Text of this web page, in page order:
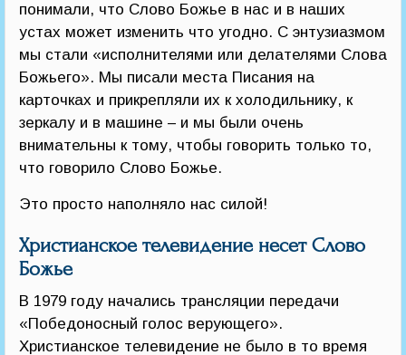
понимали, что Слово Божье в нас и в наших
устах может изменить что угодно. С энтузиазмом
мы стали «исполнителями или делателями Слова
Божьего». Мы писали места Писания на
карточках и прикрепляли их к холодильнику, к
зеркалу и в машине – и мы были очень
внимательны к тому, чтобы говорить только то,
что говорило Слово Божье.
Это просто наполняло нас силой!
Христианское телевидение несет Слово
Божье
В 1979 году начались трансляции передачи
«Победоносный голос верующего».
Христианское телевидение не было в то время